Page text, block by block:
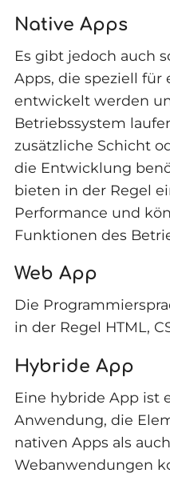
Native Apps
Es gibt jedoch auch
Apps, die speziell für
entwickelt werden
Betriebssystem
zusätzliche Schicht
die Entwicklung
bieten in der Regel
Performance und
Funktionen des
Web App
Die
in der Regel HTML,
Hybride App
Eine hybride App ist
Anwendung, die
nativen Apps als
Webanwendungen